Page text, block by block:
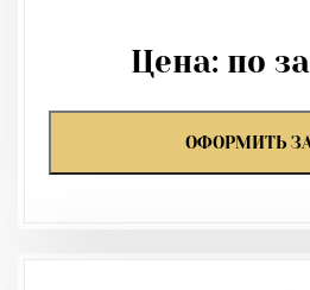
Цена: по
ОФОРМИТЬ